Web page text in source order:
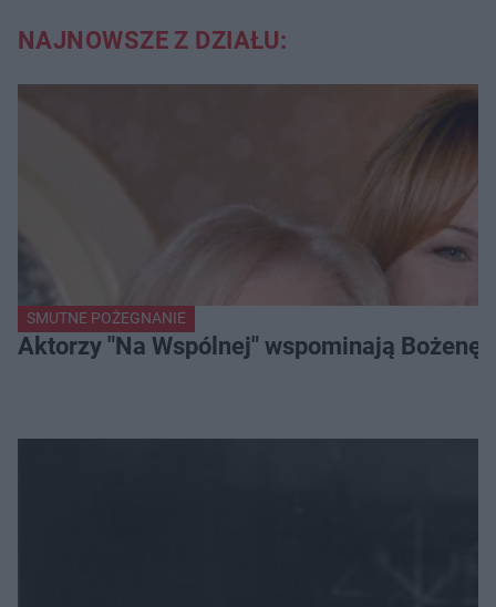
NAJNOWSZE Z DZIAŁU:
SMUTNE POŻEGNANIE
Aktorzy "Na Wspólnej" wspominają Bożenę